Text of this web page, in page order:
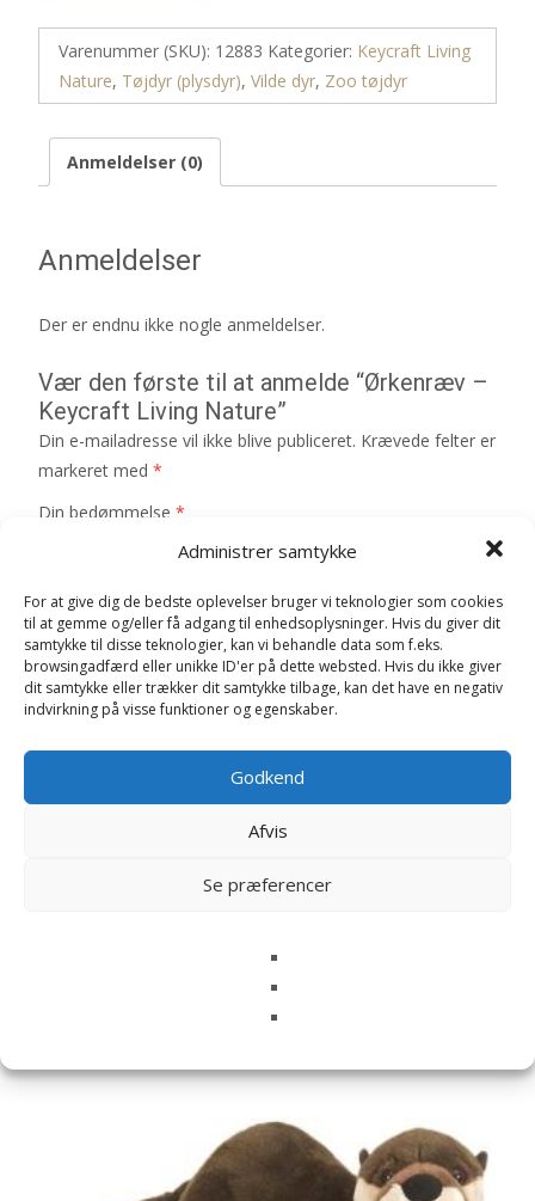
Administrer samtykke
For at give dig de bedste oplevelser bruger vi teknologier som cookies
til at gemme og/eller få adgang til enhedsoplysninger. Hvis du giver dit
samtykke til disse teknologier, kan vi behandle data som f.eks.
browsingadfærd eller unikke ID'er på dette websted. Hvis du ikke giver
dit samtykke eller trækker dit samtykke tilbage, kan det have en negativ
indvirkning på visse funktioner og egenskaber.
Godkend
Afvis
Se præferencer
Varenummer (SKU): 12883 Kategorier: Keycraft Living
Nature, Tøjdyr (plysdyr), Vilde dyr, Zoo tøjdyr
Anmeldelser (0)
Anmeldelser
Der er endnu ikke nogle anmeldelser.
Vær den første til at anmelde “Ørkenræv –
Keycraft Living Nature”
Din e-mailadresse vil ikke blive publiceret. Krævede felter er
markeret med *
Din bedømmelse *
Din anmeldelse*
Navn*
E-mail*
næste gang jeg kommenterer.